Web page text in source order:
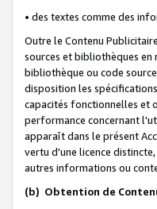
• des textes comme des
Outre le Contenu
sources et bibliothèques en
bibliothèque ou code
disposition les
capacités fonctionnelles et
performance concernant
apparaît dans le présent
vertu d'une licence
autres informations ou
(b) Obtention de